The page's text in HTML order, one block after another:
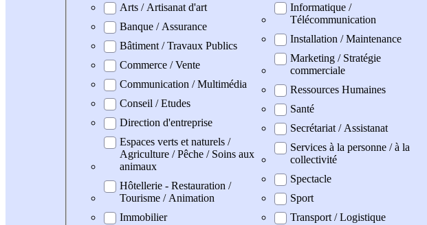
Arts / Artisanat d'art
Banque / Assurance
Bâtiment / Travaux Publics
Commerce / Vente
Communication / Multimédia
Conseil / Etudes
Direction d'entreprise
Espaces verts et naturels /
Agriculture / Pêche / Soins aux
animaux
Hôtellerie - Restauration /
Tourisme / Animation
Immobilier
Informatique /
Télécommunication
Installation / Maintenance
Marketing / Stratégie
commerciale
Ressources Humaines
Santé
Secrétariat / Assistanat
Services à la personne / à la
collectivité
Spectacle
Sport
Transport / Logistique